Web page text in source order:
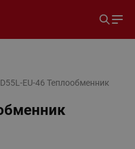
D55L-EU-46 Теплообменник